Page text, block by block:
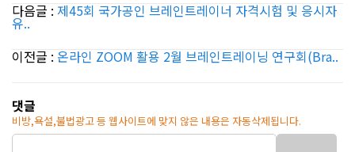
다음글 : 제45회 국가공인 브레인트레이너 자격시험 및 응시자
유..
이전글 : 온라인 ZOOM 활용 2월 브레인트레이닝 연구회(Bra..
댓글
비방,욕설,불법광고 등 웹사이트에 맞지 않은 내용은 자동삭제됩니다.